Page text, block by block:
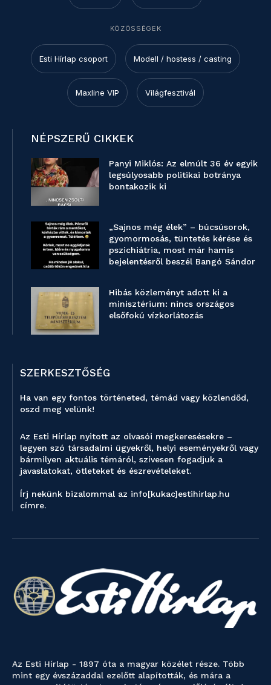
KÖZÖSSÉGEK
Esti Hírlap csoport Modell / hostess / casting
Maxline VIP Világfesztivál
NÉPSZERŰ CIKKEK
Panyi Miklós: Az elmúlt 36 év egyik
legsúlyosabb politikai botránya
bontakozik ki
„Sajnos még élek” – búcsúsorok,
gyomormosás, tüntetés kérése és
pszichiátria, most már hamis
bejelentésről beszél Bangó Sándor
Hibás közleményt adott ki a
minisztérium: nincs országos
elsőfokú vízkorlátozás
SZERKESZTŐSÉG
Ha van egy fontos történeted, témád vagy közlendőd,
oszd meg velünk!
Az Esti Hírlap nyitott az olvasói megkeresésekre –
legyen szó társadalmi ügyekről, helyi eseményekről vagy
bármilyen aktuális témáról, szívesen fogadjuk a
javaslatokat, ötleteket és észrevételeket.
Írj nekünk bizalommal az info[kukac]estihirlap.hu
címre.
Az Esti Hírlap - 1897 óta a magyar közélet része. Több
mint egy évszázaddal ezelőtt alapították, és mára a